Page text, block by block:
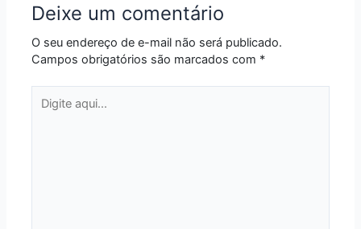
Deixe um comentário
O seu endereço de e-mail não será publicado.
Campos obrigatórios são marcados com *
aqui...